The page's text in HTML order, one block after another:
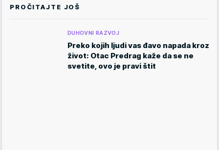
PROČITAJTE JOŠ
DUHOVNI RAZVOJ
Preko kojih ljudi vas đavo napada kroz
život: Otac Predrag kaže da se ne
svetite, ovo je pravi štit